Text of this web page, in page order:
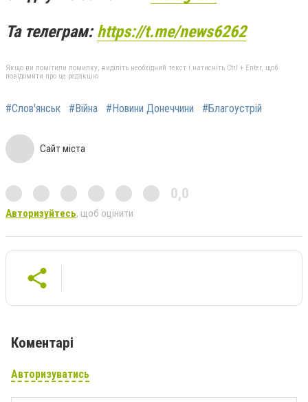
Та телеграм:https://t.me/news6262
Якщо ви помітили помилку, виділіть необхідний текст і натисніть Ctrl + Enter, щоб
повідомити про це редакцію
#Слов'янськ #Війна #Новини Донеччини #Благоустрій
Сайт міста
0,0
Авторизуйтесь, щоб оцінити
Коментарі
Авторизуватись